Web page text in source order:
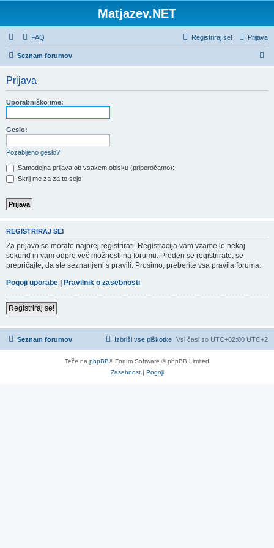
Matjazev.NET
FAQ Prijava
Registriraj se!
Seznam forumov
Prijava
Uporabniško ime:
Geslo:
Pozabljeno geslo?
Samodejna prijava ob vsakem obisku (priporočamo):
Skrij me za za to sejo
REGISTRIRAJ SE!
Za prijavo se morate najprej registrirati. Registracija vam vzame le nekaj
sekund in vam odpre več možnosti na forumu. Preden se registrirate, se
prepričajte, da ste seznanjeni s pravili. Prosimo, preberite vsa pravila foruma.
Pogoji uporabe | Pravilnik o zasebnosti
Registriraj se!
Seznam forumov Vsi časi so UTC+02:00 UTC+2
Izbriši vse piškotke
Teče na phpBB® Forum Software © phpBB Limited
Zasebnost| Pogoji